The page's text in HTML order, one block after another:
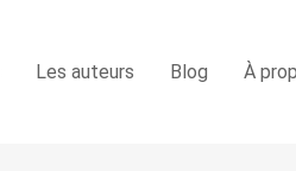
Les auteurs Blog À